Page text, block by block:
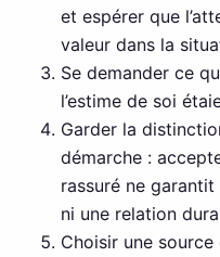
et espérer que
valeur dans la
Se demander ce
l’estime de soi
Garder la
démarche :
rassuré ne garantit
ni une relation
Choisir une